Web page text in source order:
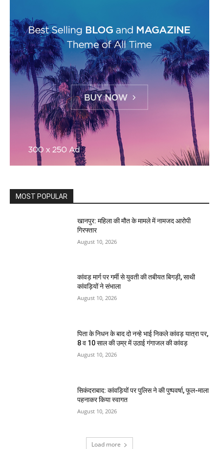
MOST POPULAR
खानपुर: महिला की मौत के मामले में नामजद आरोपी
गिरफ्तार
August 10, 2026
कांवड़ मार्ग पर गर्मी से युवती की तबीयत बिगड़ी, साथी
कांवड़ियों ने संभाला
August 10, 2026
पिता के निधन के बाद दो नन्हे भाई निकले कांवड़ यात्रा पर,
8 व 10 साल की उम्र में उठाई गंगाजल की कांवड़
August 10, 2026
सिकंदराबाद: कांवड़ियों पर पुलिस ने की पुष्पवर्षा, फूल-माला
पहनाकर किया स्वागत
August 10, 2026
Load more